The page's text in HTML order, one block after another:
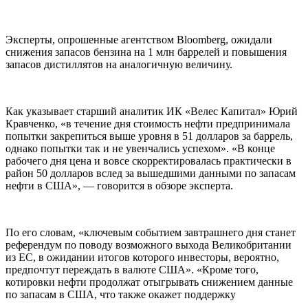
Эксперты, опрошенные агентством Bloomberg, ожидали
снижения запасов бензина на 1 млн баррелей и повышения
запасов дистиллятов на аналогичную величину.
Как указывает старший аналитик ИК «Велес Капитал» Юрий
Кравченко, «в течение дня стоимость нефти предпринимала
попытки закрепиться выше уровня в 51 долларов за баррель,
однако попытки так и не увенчались успехом». «В конце
рабочего дня цена и вовсе скорректировалась практически в
район 50 долларов вслед за вышедшими данными по запасам
нефти в США», — говорится в обзоре эксперта.
По его словам, «ключевым событием завтрашнего дня станет
референдум по поводу возможного выхода Великобритании
из ЕС, в ожидании итогов которого инвесторы, вероятно,
предпочтут переждать в валюте США». «Кроме того,
котировки нефти продолжат отыгрывать снижением данные
по запасам в США, что также окажет поддержку